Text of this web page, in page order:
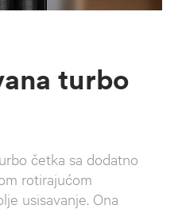
turbo
četka sa dodatno
rotirajućom
usisavanje. Ona